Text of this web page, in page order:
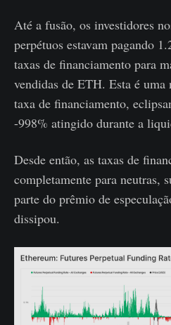
Até a fusão, os investidores
perpétuos estavam pagando
taxas de financiamento para
vendidas de ETH. Esta é
taxa de financiamento,
-998% atingido durante a
Desde então, as taxas de
completamente para neutras,
parte do prêmio de
dissipou.